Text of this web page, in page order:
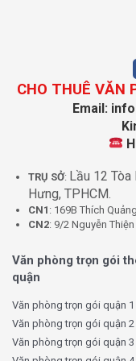
hoặc lắp đặt thảm
kiến trúc sư nội
quầy lễ tân hay
Khu vực tầng
sức chứa cho
vị trí đỗ ô tô cho
giao dịch. Lối đi
chuyển khép kín và
những chi tiết nhỏ
riêng biệt tại mỗi
thấm đều được
một công trình có
CHO THUÊ VĂN
Email:
TRỤ SỞ: Lầu 12
Hưng, TPHCM.
CN1 : 169B Thích
CN2: 9/2 Nguyễn Thiện
Văn phòng trọn gói
quận
Văn phòng trọn gói quận 1
Văn phòng trọn gói quận 2
Văn phòng trọn gói quận 3